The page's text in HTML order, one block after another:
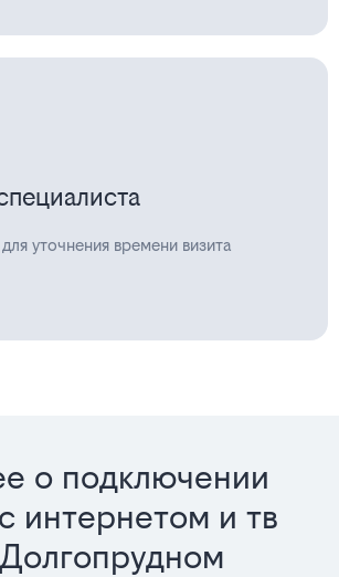
уточнения времени визита
о подключении
интернетом и тв